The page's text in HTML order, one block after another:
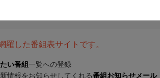
羅した番組表サイトです。
い番組一覧への登録
情報をお知らせしてくれる番組お知らせメール